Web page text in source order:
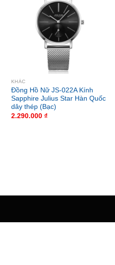
KHÁC
Đồng Hồ Nữ JS-022A Kính
Sapphire Julius Star Hàn Quốc
dây thép (Bạc)
2.290.000 ₫